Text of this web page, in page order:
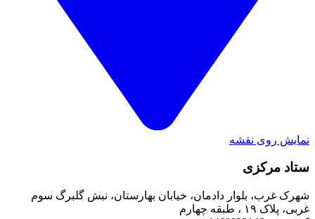
نمایش روی نقشه
ستاد مرکزی
شهرک غرب، بلوار دادمان، خیابان بهارستان، نبش گلبرگ سوم
غربی، پلاک ۱۹ ، طبقه چهارم